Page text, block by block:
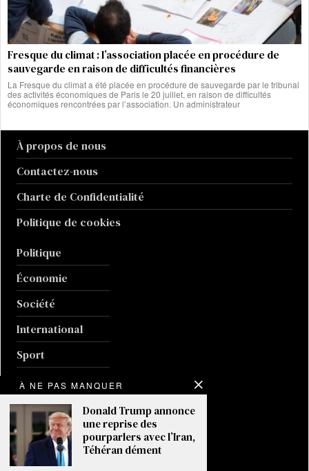
Fresque du climat : l’association placée en procédure de
sauvegarde en raison de difficultés financières
La Fresque du climat a été placée en procédure de sauvegarde par le tribunal
des activités économiques de Paris le 20 juillet, en raison de difficultés
économiques rencontrées par l’association. Un administrateur
À propos de nous
Contactez-nous
Charte de Confidentialité
Politique de cookies
Politique
Économie
Société
International
Sport
Culture
Guerre en Ukraine
Climat
À NE PAS MANQUER
Donald Trump annonce
une reprise des
pourparlers avec l’Iran,
Téhéran dément